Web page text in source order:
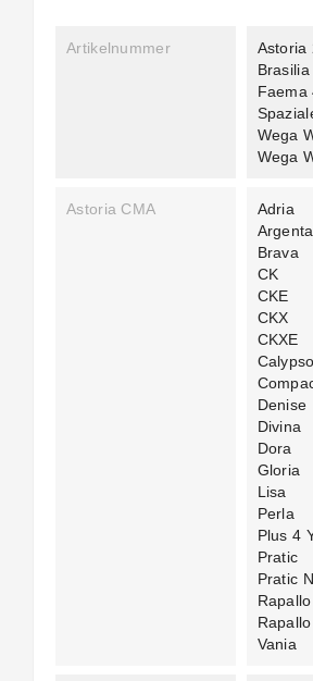
Artikelnummer
Astoria
Faema
Wega
Wega
Astoria CMA
Adria
Argenta
Brava
CK
CKE
CKX
CKXE
Calypso
Denise
Divina
Dora
Gloria
Lisa
Perla
Plus 4
Pratic
Pratic
Rapallo
Rapallo
Vania